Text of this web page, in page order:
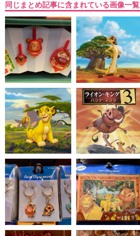
同じまとめ記事に含まれている画像一覧